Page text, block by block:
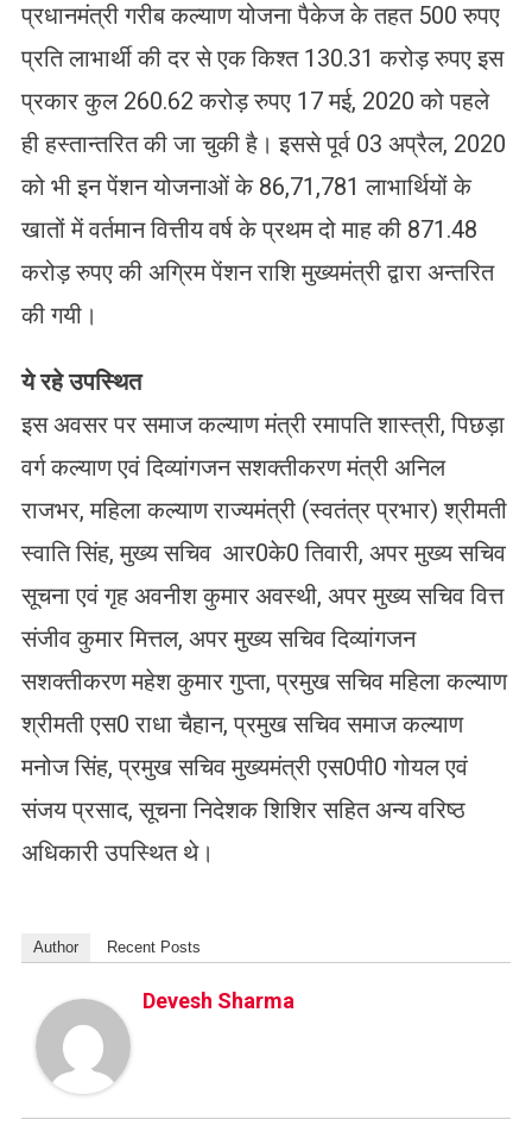
प्रधानमंत्री गरीब कल्याण योजना पैकेज के तहत 500 रुपए
प्रति लाभार्थी की दर से एक किश्त 130.31 करोड़ रुपए इस
प्रकार कुल 260.62 करोड़ रुपए 17 मई, 2020 को पहले
ही हस्तान्तरित की जा चुकी है। इससे पूर्व 03 अप्रैल, 2020
को भी इन पेंशन योजनाओं के 86,71,781 लाभार्थियों के
खातों में वर्तमान वित्तीय वर्ष के प्रथम दो माह की 871.48
करोड़ रुपए की अग्रिम पेंशन राशि मुख्यमंत्री द्वारा अन्तरित
की गयी।
ये रहे उपस्थित
इस अवसर पर समाज कल्याण मंत्री रमापति शास्त्री, पिछड़ा
वर्ग कल्याण एवं दिव्यांगजन सशक्तीकरण मंत्री अनिल
राजभर, महिला कल्याण राज्यमंत्री (स्वतंत्र प्रभार) श्रीमती
स्वाति सिंह, मुख्य सचिव आर0के0 तिवारी, अपर मुख्य सचिव
सूचना एवं गृह अवनीश कुमार अवस्थी, अपर मुख्य सचिव वित्त
संजीव कुमार मित्तल, अपर मुख्य सचिव दिव्यांगजन
सशक्तीकरण महेश कुमार गुप्ता, प्रमुख सचिव महिला कल्याण
श्रीमती एस0 राधा चैहान, प्रमुख सचिव समाज कल्याण
मनोज सिंह, प्रमुख सचिव मुख्यमंत्री एस0पी0 गोयल एवं
संजय प्रसाद, सूचना निदेशक शिशिर सहित अन्य वरिष्ठ
अधिकारी उपस्थित थे।
Author Recent Posts
Devesh Sharma